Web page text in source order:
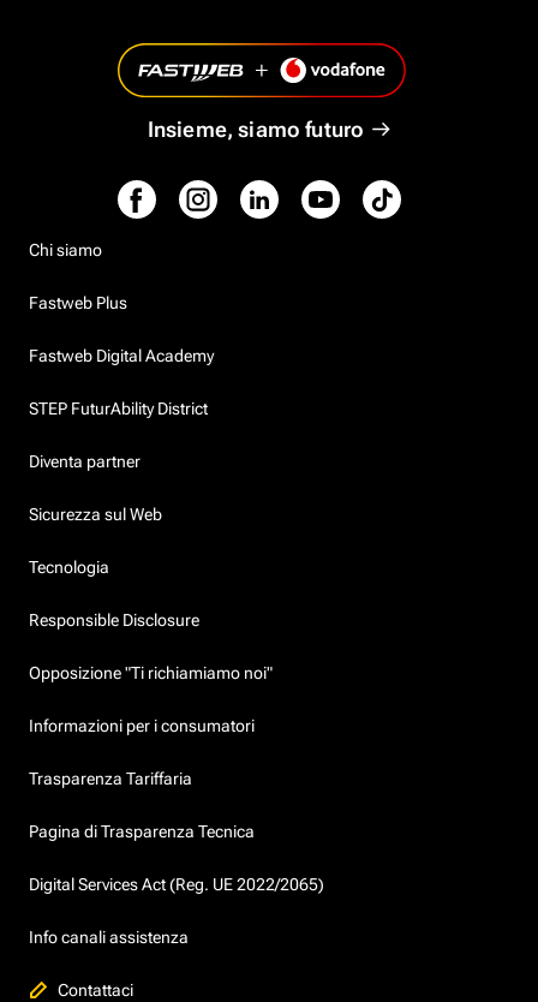
Insieme, siamo futuro
Chi siamo
Fastweb Plus
Fastweb Digital Academy
STEP FuturAbility District
Diventa partner
Sicurezza sul Web
Tecnologia
Responsible Disclosure
Opposizione "Ti richiamiamo noi"
Informazioni per i consumatori
Trasparenza Tariffaria
Pagina di Trasparenza Tecnica
Digital Services Act (Reg. UE 2022/2065)
Info canali assistenza
Contattaci